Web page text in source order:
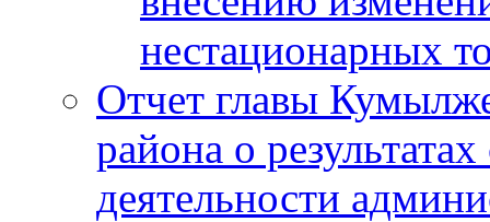
нестационарных
Отчет главы
района о
деятельности